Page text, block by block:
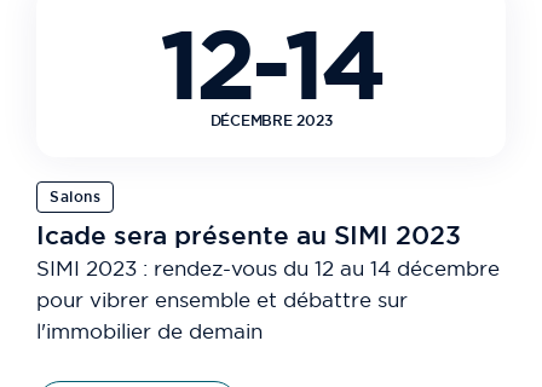
12-14
DÉCEMBRE 2023
Salons
Icade sera présente au SIMI 2023
SIMI 2023 : rendez-vous du 12 au 14 décembre
pour vibrer ensemble et débattre sur
l'immobilier de demain